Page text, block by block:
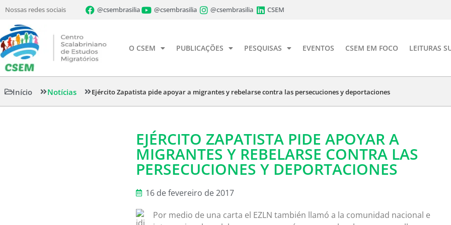
Nossas redes sociais @csembrasilia @csembrasilia @csembrasilia CSEM
O CSEM PUBLICAÇÕES PESQUISAS EVENTOS CSEM EM FOCO LEITURAS
Início Notícias Ejército Zapatista pide apoyar a migrantes y rebelarse contra las persecuciones y deportaciones
EJÉRCITO ZAPATISTA PIDE APOYAR A
MIGRANTES Y REBELARSE CONTRA LAS
PERSECUCIONES Y DEPORTACIONES
16 de fevereiro de 2017
Por medio de una carta el EZLN también llamó a la comunidad nacional e